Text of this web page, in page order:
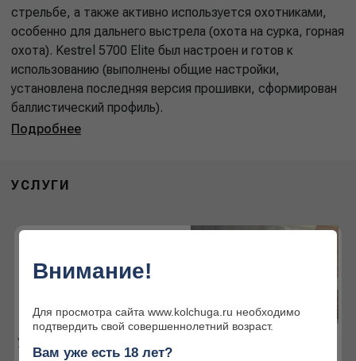
стрельбе, а также активно используется охотниками,
особенно для дальнего выстрела (охота на сурка, горная
охота). Kestrel 5700 Elite был настроен и готов к
использованию (выполнены общие настройки,
установлена последняя версия прошивки, сформирован
баллистический профиль).
Подробнее
УСЛУГИ
Услуги наших партнёров
Внимание!
Для просмотра сайта www.kolchuga.ru необходимо
подтвердить свой совершеннолетний возраст.
Вам уже есть 18 лет?